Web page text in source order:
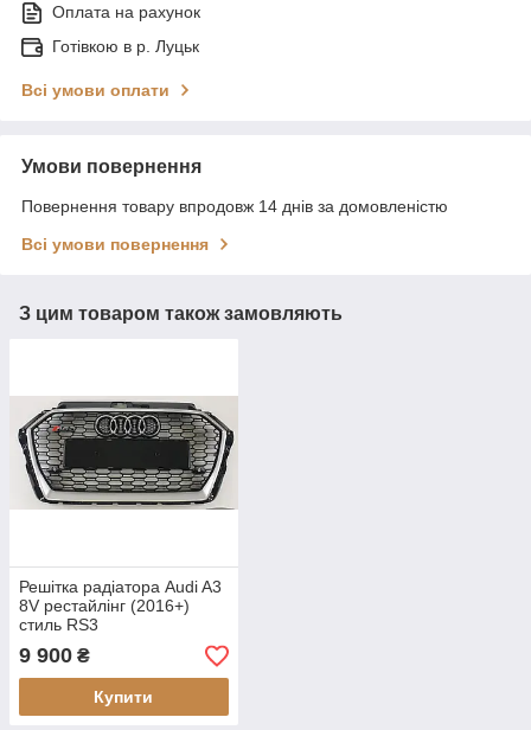
Оплата на рахунок
Готівкою в р. Луцьк
Всі умови оплати
Умови повернення
Повернення товару впродовж 14 днів за домовленістю
Всі умови повернення
З цим товаром також замовляють
Решітка радіатора Audi A3
8V рестайлінг (2016+)
стиль RS3
9 900 ₴
Купити